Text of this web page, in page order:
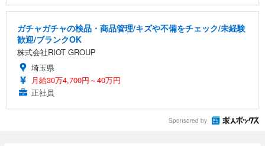
ガチャガチャの検品・商品管理/キズや不備をチェック/未経験
歓迎/ブランクOK
株式会社RIOT GROUP
埼玉県
月給30万4,700円～40万円
正社員
Sponsored by